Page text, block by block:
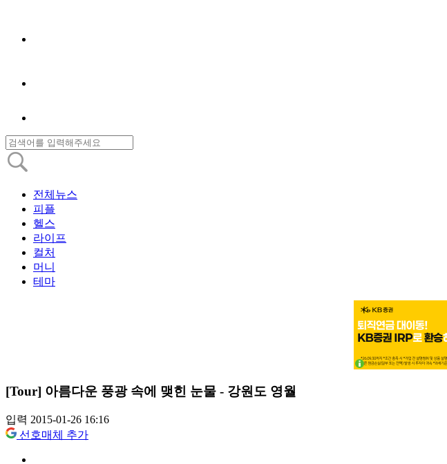
전체뉴스
피플
헬스
라이프
컬처
머니
테마
[Tour] 아름다운 풍광 속에 맺힌 눈물 - 강원도 영월
입력 2015-01-26 16:16
선호매체 추가